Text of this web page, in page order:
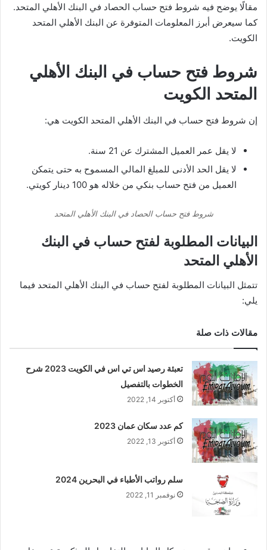
مقالًا يوضح فيه شروط فتح حساب الحصاد في البنك الأهلي المتحد.
كما سيعرض أبرز المعلومات المتوفرة عن البنك الأهلي المتحد
الكويت.
شروط فتح حساب في البنك الأهلي
المتحد الكويت
إن شروط فتح حساب في البنك الأهلي المتحد الكويت هي:
لا يقل عمر العميل المشترك عن 21 سنة.
لا يقل الحد الأدنى للمبلغ المالي المسموح به حتى يتمكن
العميل من فتح حساب بنكي من خلاله هو 100 دينار كويتي.
شروط فتح حساب الحصاد في البنك الأهلي المتحد
البيانات المطلوبة لفتح حساب في البنك
الأهلي المتحد
تتمثل البيانات المطلوبة لفتح حساب في البنك الأهلي المتحد فيما
يلي:
مقالات ذات صلة
تعبئة رصيد اس تي اس في الكويت 2023 شرح
الخطوات بالتفصيل
أكتوبر 14, 2022
كم عدد سكان عمان 2023
أكتوبر 13, 2022
سلم رواتب الأطباء في البحرين 2024‏
نوفمبر 11, 2022